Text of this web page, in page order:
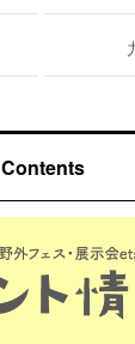
Contents